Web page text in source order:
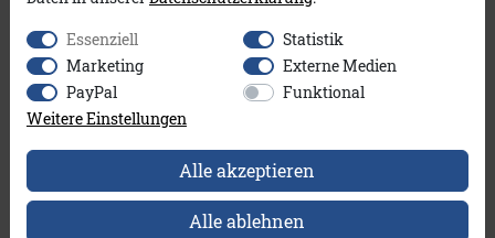
Essenziell
Statistik
Marketing
Externe Medien
PayPal
Funktional
Weitere Einstellungen
Alle akzeptieren
Alle ablehnen